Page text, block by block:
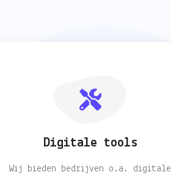
Digitale tools
Wij bieden bedrijven o.a. digitale